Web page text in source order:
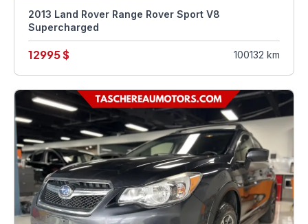
2013 Land Rover Range Rover Sport V8
Supercharged
12995 $ 100132 km